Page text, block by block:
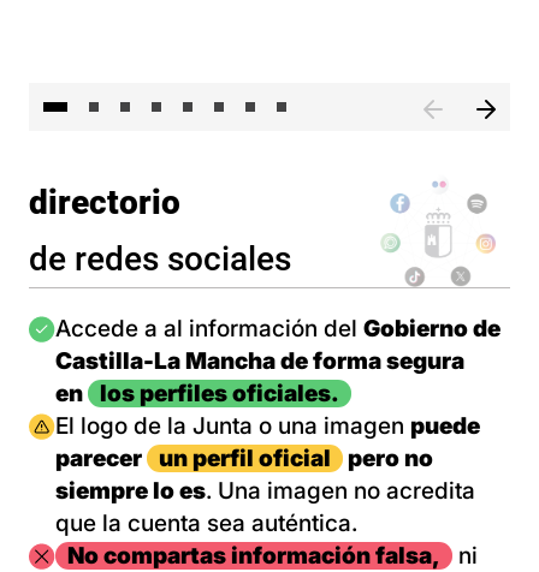
directorio
de redes sociales
Imagen
Accede a al información del Gobierno de
Castilla-La Mancha de forma segura
en
los perfiles oficiales.
Imagen
El logo de la Junta o una imagen puede
parecer
un perfil oficial
pero no
siempre lo es. Una imagen no acredita
que la cuenta sea auténtica.
ImagenNo compartas información falsa,
ni